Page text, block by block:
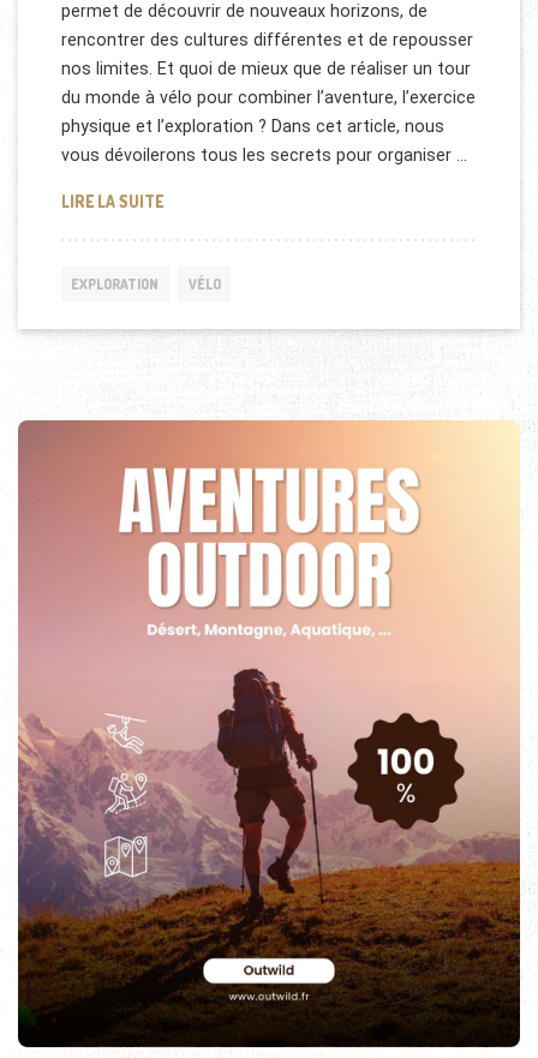
permet de découvrir de nouveaux horizons, de
rencontrer des cultures différentes et de repousser
nos limites. Et quoi de mieux que de réaliser un tour
du monde à vélo pour combiner l’aventure, l’exercice
physique et l’exploration ? Dans cet article, nous
vous dévoilerons tous les secrets pour organiser …
LIRE LA SUITECOMMENT RÉALISER SON TOUR DU MONDE À VÉLO
EXPLORATION VÉLO